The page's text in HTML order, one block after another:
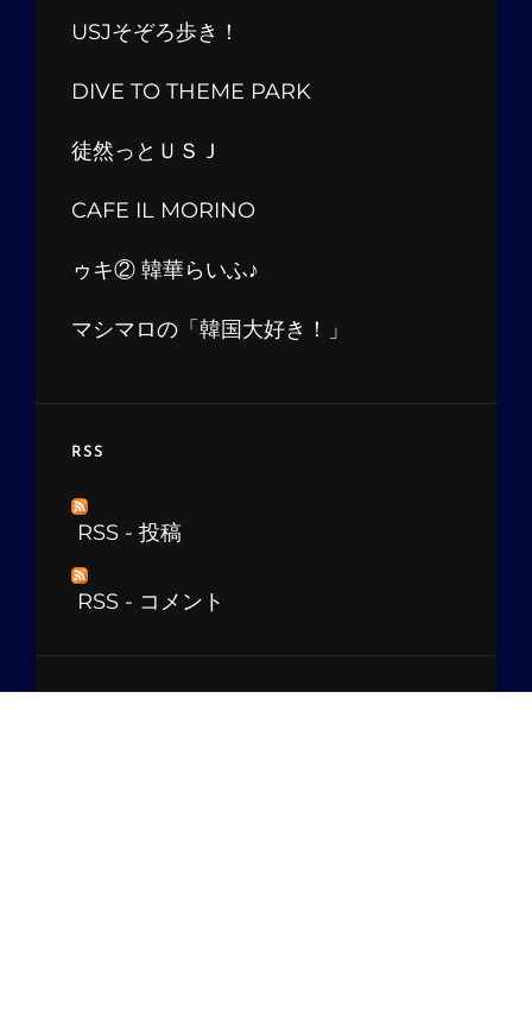
USJそぞろ歩き！
DIVE TO THEME PARK
徒然っとＵＳＪ
CAFE IL MORINO
ゥキ② 韓華らいふ♪
マシマロの「韓国大好き！」
RSS
RSS - 投稿
RSS - コメント